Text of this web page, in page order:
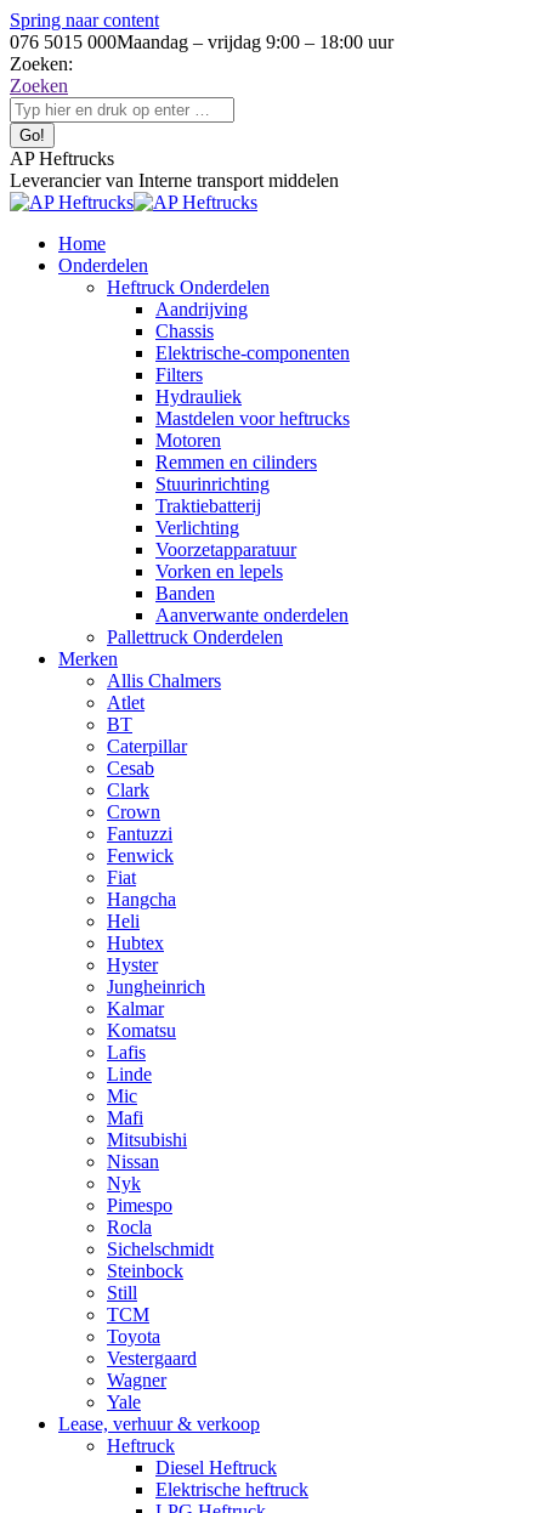
Spring naar content
076 5015 000Maandag – vrijdag 9:00 – 18:00 uur
Zoeken:
Zoeken
AP Heftrucks
Leverancier van Interne transport middelen
Home
Onderdelen
Heftruck Onderdelen
Aandrijving
Chassis
Elektrische-componenten
Filters
Hydrauliek
Mastdelen voor heftrucks
Motoren
Remmen en cilinders
Stuurinrichting
Traktiebatterij
Verlichting
Voorzetapparatuur
Vorken en lepels
Banden
Aanverwante onderdelen
Pallettruck Onderdelen
Merken
Allis Chalmers
Atlet
BT
Caterpillar
Cesab
Clark
Crown
Fantuzzi
Fenwick
Fiat
Hangcha
Heli
Hubtex
Hyster
Jungheinrich
Kalmar
Komatsu
Lafis
Linde
Mic
Mafi
Mitsubishi
Nissan
Nyk
Pimespo
Rocla
Sichelschmidt
Steinbock
Still
TCM
Toyota
Vestergaard
Wagner
Yale
Lease, verhuur & verkoop
Heftruck
Diesel Heftruck
Elektrische heftruck